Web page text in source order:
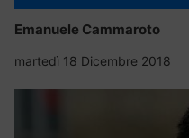
Emanuele Cammaroto
martedì 18 Dicembre 2018